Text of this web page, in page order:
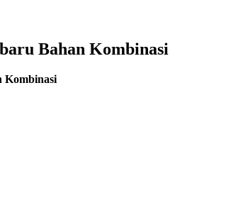
Bahan Kombinasi
Kombinasi